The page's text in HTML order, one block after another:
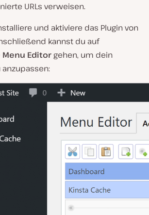
URLs verweisen.
und aktiviere das Plugin von
kannst du auf
Menu Editor gehen, um dein